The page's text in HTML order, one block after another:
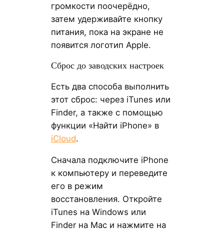
громкости поочерёдно,
затем удерживайте кнопку
питания, пока на экране не
появится логотип Apple.
Сброс до заводских настроек
Есть два способа выполнить
этот сброс: через iTunes или
Finder, а также с помощью
функции «Найти iPhone» в
iCloud.
Сначала подключите iPhone
к компьютеру и переведите
его в режим
восстановления. Откройте
iTunes на Windows или
Finder на Mac и нажмите на